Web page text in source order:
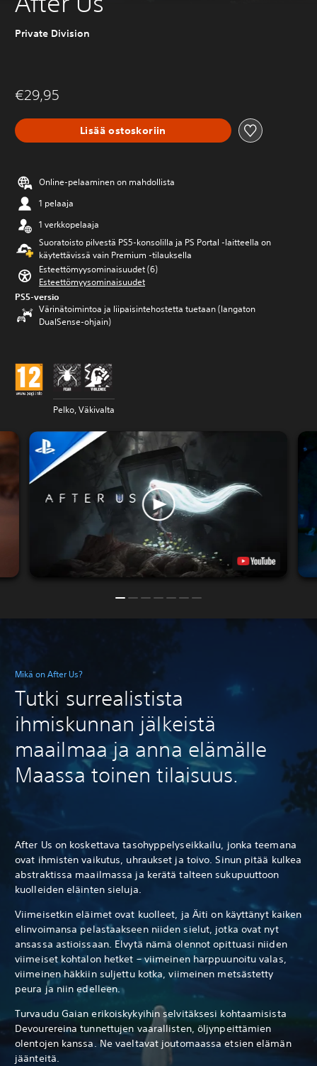
Private Division
€29,95
Lisää ostoskoriin
Online-pelaaminen on mahdollista
1 pelaaja
1 verkkopelaaja
Suoratoisto pilvestä PS5-konsolilla ja PS Portal ‑laitteella on
käytettävissä vain Premium ‑tilauksella
Esteettömyysominaisuudet (6)
Esteettömyysominaisuudet
PS5-versio
Värinätoimintoa ja liipaisintehostetta tuetaan (langaton
DualSense-ohjain)
Pelko, Väkivalta
Mikä on After Us?
Tutki surrealistista
ihmiskunnan jälkeistä
maailmaa ja anna elämälle
Maassa toinen tilaisuus.
After Us on koskettava tasohyppelyseikkailu, jonka teemana
ovat ihmisten vaikutus, uhraukset ja toivo. Sinun pitää kulkea
abstraktissa maailmassa ja kerätä talteen sukupuuttoon
kuolleiden eläinten sieluja.
Viimeisetkin eläimet ovat kuolleet, ja Äiti on käyttänyt kaiken
elinvoimansa pelastaakseen niiden sielut, jotka ovat nyt
ansassa astioissaan. Elvytä nämä olennot opittuasi niiden
viimeiset kohtalon hetket – viimeinen harppuunoitu valas,
viimeinen häkkiin suljettu kotka, viimeinen metsästetty
peura ja niin edelleen.
Turvaudu Gaian erikoiskykyihin selvitäksesi kohtaamisista
Devourereina tunnettujen vaarallisten, öljynpeittämien
olentojen kanssa. Ne vaeltavat joutomaassa etsien elämän
jäänteitä.